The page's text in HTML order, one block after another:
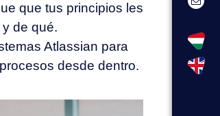
que tus principios les
de qué.
Atlassian para
desde dentro.